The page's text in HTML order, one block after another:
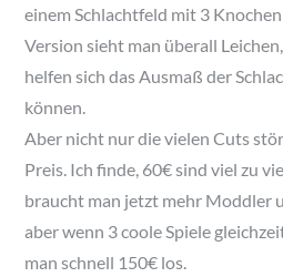
einem Schlachtfeld mit 3
Version sieht man überall
helfen sich das Ausmaß der
können.
Aber nicht nur die vielen Cuts
Preis. Ich finde, 60€ sind viel zu
braucht man jetzt mehr Moddler
aber wenn 3 coole Spiele
man schnell 150€ los.